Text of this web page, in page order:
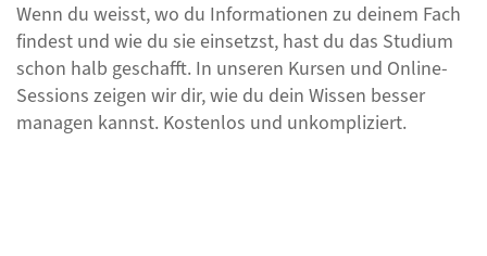
Wenn du weisst, wo du Informationen zu deinem Fach
findest und wie du sie einsetzst, hast du das Studium
schon halb geschafft. In unseren Kursen und Online-
Sessions zeigen wir dir, wie du dein Wissen besser
managen kannst. Kostenlos und unkompliziert.